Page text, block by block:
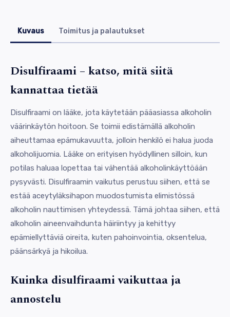
Kuvaus Toimitus ja palautukset
Disulfiraami – katso, mitä siitä
kannattaa tietää
Disulfiraami on lääke, jota käytetään pääasiassa alkoholin
väärinkäytön hoitoon. Se toimii edistämällä alkoholin
aiheuttamaa epämukavuutta, jolloin henkilö ei halua juoda
alkoholijuomia. Lääke on erityisen hyödyllinen silloin, kun
potilas haluaa lopettaa tai vähentää alkoholinkäyttöään
pysyvästi. Disulfiraamin vaikutus perustuu siihen, että se
estää aceytyläksihapon muodostumista elimistössä
alkoholin nauttimisen yhteydessä. Tämä johtaa siihen, että
alkoholin aineenvaihdunta häiriintyy ja kehittyy
epämiellyttäviä oireita, kuten pahoinvointia, oksentelua,
päänsärkyä ja hikoilua.
Kuinka disulfiraami vaikuttaa ja
annostelu